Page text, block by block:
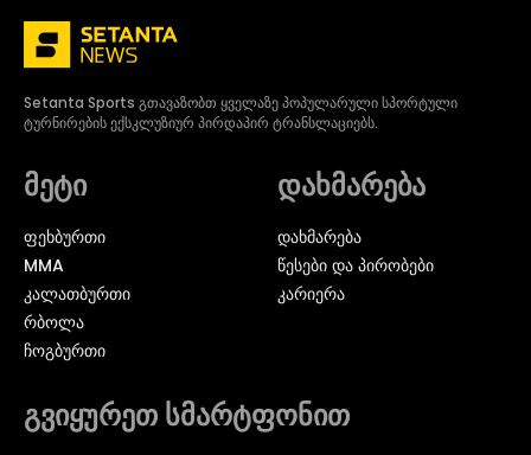
Setanta Sports გთავაზობთ ყველაზე პოპულარული სპორტული
ტურნირების ექსკლუზიურ პირდაპირ ტრანსლაციებს.
მეტი
ᲤᲔᲮᲑᲣᲠᲗᲘ
MMA
ᲙᲐᲚᲐᲗᲑᲣᲠᲗᲘ
ᲠᲑᲝᲚᲐ
ᲩᲝᲒᲑᲣᲠᲗᲘ
დახმარება
დახმარება
წესები და პირობები
კარიერა
გვიყურეთ სმარტფონით